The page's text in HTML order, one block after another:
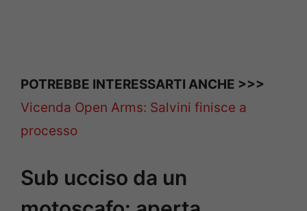
POTREBBE INTERESSARTI ANCHE >>>
Vicenda Open Arms: Salvini finisce a
processo
Sub ucciso da un